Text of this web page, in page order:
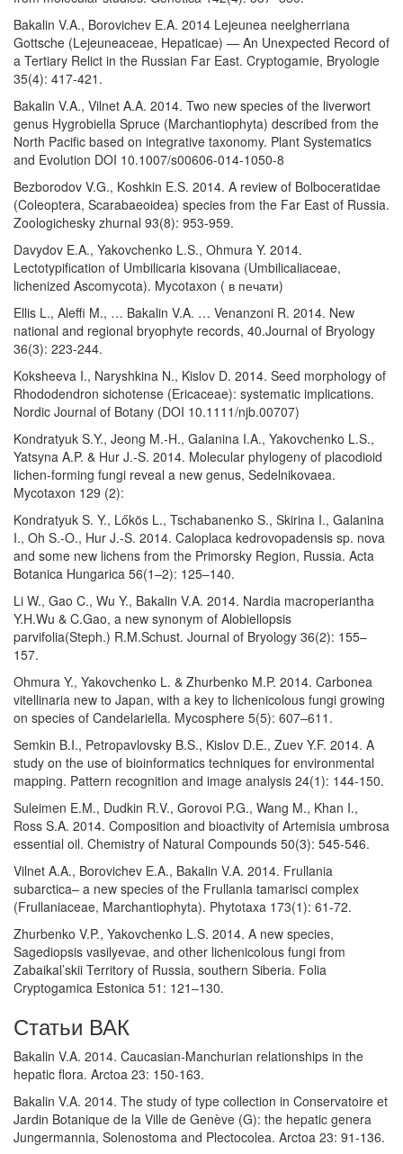
Bakalin V.A., Borovichev E.A. 2014 Lejeunea neelgherriana
Gottsche (Lejeuneaceae, Hepaticae) — An Unexpected Record of
a Tertiary Relict in the Russian Far East. Cryptogamie, Bryologie
35(4): 417-421.
Bakalin V.A., Vilnet A.A. 2014. Two new species of the liverwort
genus Hygrobiella Spruce (Marchantiophyta) described from the
North Pacific based on integrative taxonomy. Plant Systematics
and Evolution DOI 10.1007/s00606-014-1050-8
Bezborodov V.G., Koshkin E.S. 2014. A review of Bolboceratidae
(Coleoptera, Scarabaeoidea) species from the Far East of Russia.
Zoologichesky zhurnal 93(8): 953-959.
Davydov E.A., Yakovchenko L.S., Ohmura Y. 2014.
Lectotypification of Umbilicaria kisovana (Umbilicaliaceae,
lichenized Ascomycota). Mycotaxon ( в печати)
Ellis L., Aleffi M., … Bakalin V.A. … Venanzoni R. 2014. New
national and regional bryophyte records, 40.Journal of Bryology
36(3): 223-244.
Koksheeva I., Naryshkina N., Kislov D. 2014. Seed morphology of
Rhododendron sichotense (Ericaceae): systematic implications.
Nordic Journal of Botany (DOI 10.1111/njb.00707)
Kondratyuk S.Y., Jeong M.-H., Galanina I.A., Yakovchenko L.S.,
Yatsyna A.P. & Hur J.-S. 2014. Molecular phylogeny of placodioid
lichen-forming fungi reveal a new genus, Sedelnikovaea.
Mycotaxon 129 (2):
Kondratyuk S. Y., Lőkös L., Tschabanenko S., Skirina I., Galanina
I., Oh S.-O., Hur J.-S. 2014. Caloplaca kedrovopadensis sp. nova
and some new lichens from the Primorsky Region, Russia. Acta
Botanica Hungarica 56(1–2): 125–140.
Li W., Gao C., Wu Y., Bakalin V.A. 2014. Nardia macroperiantha
Y.H.Wu & C.Gao, a new synonym of Alobiellopsis
parvifolia(Steph.) R.M.Schust. Journal of Bryology 36(2): 155–
157.
Ohmura Y., Yakovchenko L. & Zhurbenko M.P. 2014. Carbonea
vitellinaria new to Japan, with a key to lichenicolous fungi growing
on species of Candelariella. Mycosphere 5(5): 607–611.
Semkin B.I., Petropavlovsky B.S., Kislov D.E., Zuev Y.F. 2014. A
study on the use of bioinformatics techniques for environmental
mapping. Pattern recognition and image analysis 24(1): 144-150.
Suleimen E.M., Dudkin R.V., Gorovoi P.G., Wang M., Khan I.,
Ross S.A. 2014. Composition and bioactivity of Artemisia umbrosa
essential oil. Chemistry of Natural Compounds 50(3): 545-546.
Vilnet A.A., Borovichev E.A., Bakalin V.A. 2014. Frullania
subarctica– a new species of the Frullania tamarisci complex
(Frullaniaceae, Marchantiophyta). Phytotaxa 173(1): 61-72.
Zhurbenko V.P., Yakovchenko L.S. 2014. A new species,
Sagediopsis vasilyevae, and other lichenicolous fungi from
Zabaikal’skii Territory of Russia, southern Siberia. Folia
Cryptogamica Estonica 51: 121–130.
Статьи ВАК
Bakalin V.A. 2014. Caucasian-Manchurian relationships in the
hepatic flora. Arctoa 23: 150-163.
Bakalin V.A. 2014. The study of type collection in Conservatoire et
Jardin Botanique de la Ville de Genève (G): the hepatic genera
Jungermannia, Solenostoma and Plectocolea. Arctoa 23: 91-136.